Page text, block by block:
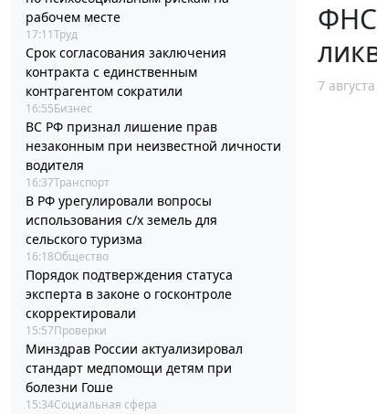
рабочем месте
17:11Труд
Срок согласования заключения
контракта с единственным
контрагентом сократили
16:55Бизнес
ВС РФ признал лишение прав
незаконным при неизвестной личности
водителя
16:37Транспорт
В РФ урегулировали вопросы
использования с/х земель для
сельского туризма
16:18Общество
Порядок подтверждения статуса
эксперта в законе о госконтроле
скорректировали
15:57Проверки
Минздрав России актуализировал
стандарт медпомощи детям при
болезни Гоше
15:34Социальная сфера
ФНС
7